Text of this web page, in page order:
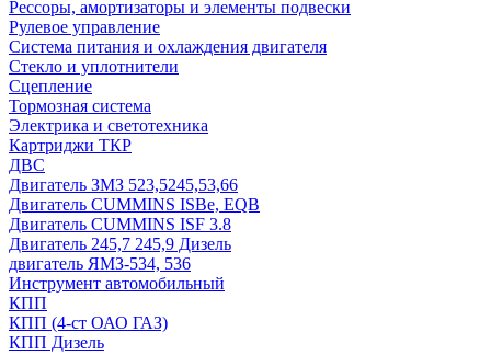
Рессоры, амортизаторы и элементы подвески
Рулевое управление
Система питания и охлаждения двигателя
Стекло и уплотнители
Сцепление
Тормозная система
Электрика и светотехника
Картриджи ТКР
ДВС
Двигатель ЗМЗ 523,5245,53,66
Двигатель CUMMINS ISBe, EQB
Двигатель CUMMINS ISF 3.8
Двигатель 245,7 245,9 Дизель
двигатель ЯМЗ-534, 536
Инструмент автомобильный
КПП
КПП (4-ст ОАО ГАЗ)
КПП Дизель